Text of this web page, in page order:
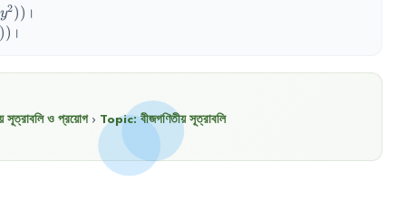
y2)) ।
)) ।
সূত্রাবলি ও প্রয়োগ › Topic:বীজগণিতীয় সূত্রাবলি